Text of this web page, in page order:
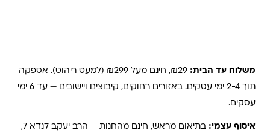
משלוח עד הבית: ₪29, חינם מעל ₪299 (למעט ריהוט). אספקה
תוך 2-4 ימי עסקים. באזורים רחוקים, קיבוצים ויישובים — עד 6 ימי
עסקים.
איסוף עצמי: בתיאום מראש, חינם מהחנות — הרב יעקב לנדא 7,